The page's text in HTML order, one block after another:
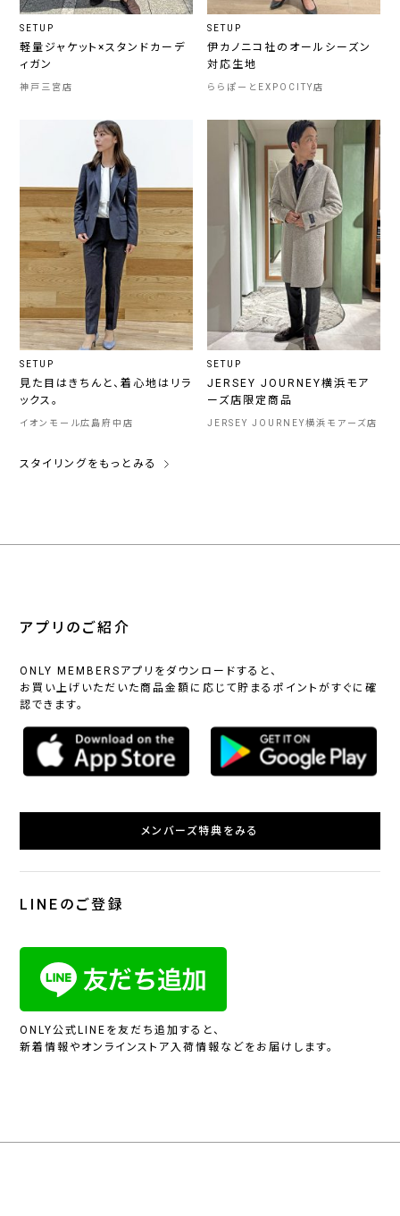
SETUP
軽量ジャケット×スタンドカーデ
ィガン
神戸三宮店
SETUP
伊カノニコ社のオールシーズン
対応生地
ららぽーとEXPOCITY店
SETUP
見た目はきちんと、着心地はリラ
ックス。
イオンモール広島府中店
SETUP
JERSEY JOURNEY横浜モア
ーズ店限定商品
JERSEY JOURNEY横浜モアーズ店
スタイリングをもっとみる
アプリのご紹介
ONLY MEMBERSアプリをダウンロードすると、
お買い上げいただいた商品金額に応じて貯まるポイントがすぐに確
認できます。
メンバーズ特典をみる
LINEのご登録
ONLY公式LINEを友だち追加すると、
新着情報やオンラインストア入荷情報などをお届けします。